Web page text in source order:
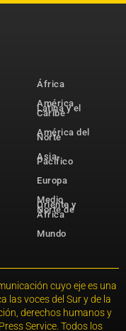
África
América
Latina y el
Caribe
América del
Norte
Asia-
Pacífico
Europa
Medio
Oriente y
Norte de
África
Mundo
cuyo eje es una
las voces del Sur y de la
derechos humanos y
Service. Todos los